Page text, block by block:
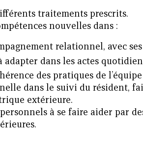
traitements prescrits.
nouvelles dans :
relationnel, avec
adapter dans les actes
des pratiques de l’équipe
dans le suivi du résident,
extérieure.
à se faire aider par